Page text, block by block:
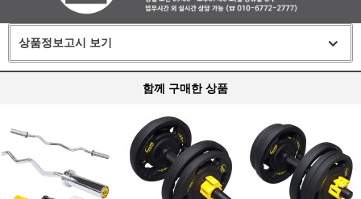
상품정보고시 보기
함께 구매한 상품